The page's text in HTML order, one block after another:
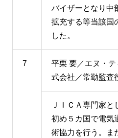
バイザーとなり中
拡充する等当該国
した。
7
平栗 要／エヌ・
式会社／常勤監査
ＪＩＣＡ専門家
初め５カ国で電気
術協力を行う。ま